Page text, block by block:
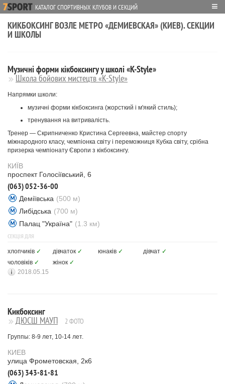
КАТАЛОГ СПОРТИВНЫХ КЛУБОВ И СЕКЦИЙ ≡
КИКБОКСИНГ ВОЗЛЕ МЕТРО «ДЕМИЕВСКАЯ» (КИЕВ). СЕКЦИИ
И ШКОЛЫ
Музичні форми кікбоксингу у школі «K-Style»
Школа бойових мистецтв «K-Style»
Напрямки школи:
музичні форми кікбоксинга (жорсткий і м'який стиль);
тренування на витривалість.
Тренер — Скрипниченко Кристина Сергеевна, майстер спорту
міжнародного класу, чемпіонка світу і переможниця Кубка світу, срібна
призерка чемпіонату Європи з кікбоксингу.
КИЇВ
проспект Голосіївський, 6
(063) 052-36-00
Деміївська (500 м)
Либідська (700 м)
Палац "Україна" (1.3 км)
СЕКЦІЯ ДЛЯ
хлопчиків ✓ дівчаток ✓ юнаків ✓ дівчат ✓
чоловіків ✓ жінок ✓
2018.05.15
Кикбоксинг
ДЮСШ МАУП 2 ФОТО
Группы: 8-9 лет, 10-14 лет.
КИЕВ
улица Фрометовская, 2к6
(063) 343-81-81